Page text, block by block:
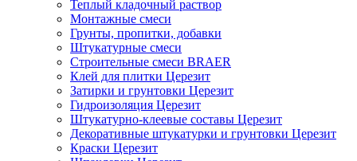
Теплый кладочный раствор
Монтажные смеси
Грунты, пропитки, добавки
Штукатурные смеси
Строительные смеси BRAER
Клей для плитки Церезит
Затирки и грунтовки Церезит
Гидроизоляция Церезит
Штукатурно-клеевые составы Церезит
Декоративные штукатурки и грунтовки Церезит
Краски Церезит